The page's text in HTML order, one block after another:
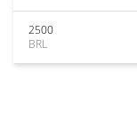
2500
BRL